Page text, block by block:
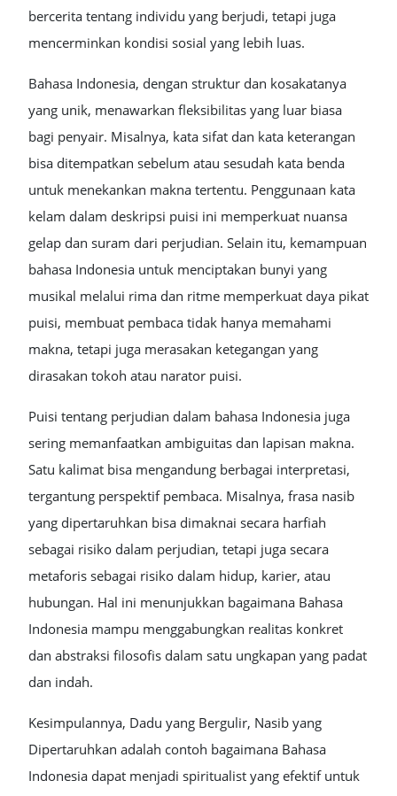
bercerita tentang individu yang berjudi, tetapi juga
mencerminkan kondisi sosial yang lebih luas.
Bahasa Indonesia, dengan struktur dan kosakatanya
yang unik, menawarkan fleksibilitas yang luar biasa
bagi penyair. Misalnya, kata sifat dan kata keterangan
bisa ditempatkan sebelum atau sesudah kata benda
untuk menekankan makna tertentu. Penggunaan kata
kelam dalam deskripsi puisi ini memperkuat nuansa
gelap dan suram dari perjudian. Selain itu, kemampuan
bahasa Indonesia untuk menciptakan bunyi yang
musikal melalui rima dan ritme memperkuat daya pikat
puisi, membuat pembaca tidak hanya memahami
makna, tetapi juga merasakan ketegangan yang
dirasakan tokoh atau narator puisi.
Puisi tentang perjudian dalam bahasa Indonesia juga
sering memanfaatkan ambiguitas dan lapisan makna.
Satu kalimat bisa mengandung berbagai interpretasi,
tergantung perspektif pembaca. Misalnya, frasa nasib
yang dipertaruhkan bisa dimaknai secara harfiah
sebagai risiko dalam perjudian, tetapi juga secara
metaforis sebagai risiko dalam hidup, karier, atau
hubungan. Hal ini menunjukkan bagaimana Bahasa
Indonesia mampu menggabungkan realitas konkret
dan abstraksi filosofis dalam satu ungkapan yang padat
dan indah.
Kesimpulannya, Dadu yang Bergulir, Nasib yang
Dipertaruhkan adalah contoh bagaimana Bahasa
Indonesia dapat menjadi spiritualist yang efektif untuk